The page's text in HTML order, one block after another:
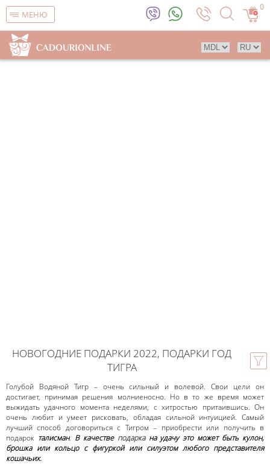
МЕНЮ
0
НОВОГОДНИЕ ПОДАРКИ 2022, ПОДАРКИ ГОД
ТИГРА
Голубой Водяной Тигр – очень сильный и волевой. Свои цели он
достигает, принимая решения молниеносно. Но в то же время может
выжидать удачного момента неделями, с хитростью притаившись. Он
очень любит и умеет рисковать, обладая сильной интуицией. Самый
лучший способ договориться с Тигром – приобрести или получить в
подарок талисман. В качестве подаркана удачу это может быть кулон,
брошка или кольцо с фигуркой или силуэтом любого представителя
кошачьих.